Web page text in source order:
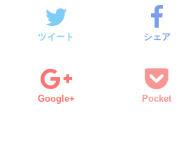
ツイート シェア
Google+ Pocket